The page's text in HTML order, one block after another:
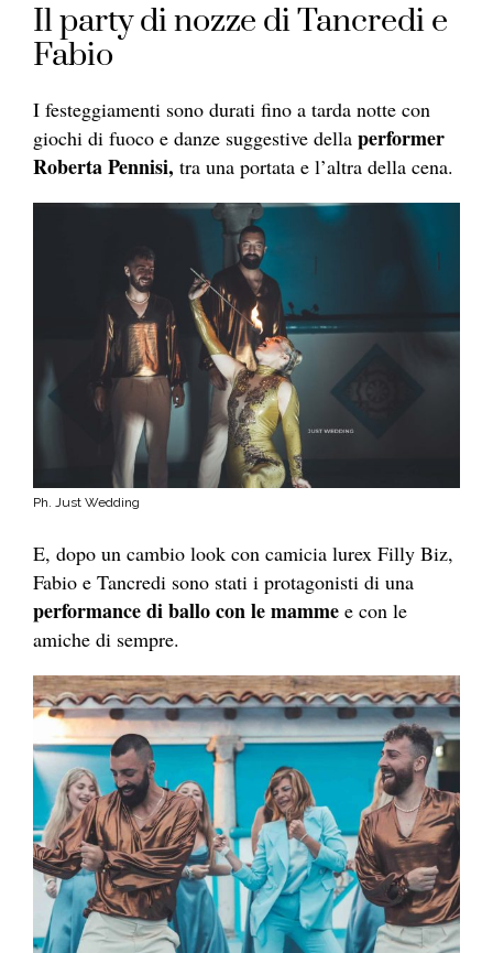
Il party di nozze di Tancredi e
Fabio
I festeggiamenti sono durati fino a tarda notte con
giochi di fuoco e danze suggestive della performer
Roberta Pennisi, tra una portata e l’altra della cena.
Ph. Just Wedding
E, dopo un cambio look con camicia lurex Filly Biz,
Fabio e Tancredi sono stati i protagonisti di una
performance di ballo con le mamme e con le
amiche di sempre.